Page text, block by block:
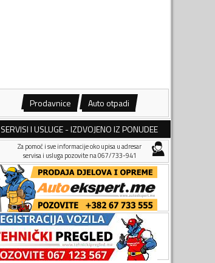
Prodavnice Auto otpadi
SERVISI I USLUGE - IZDVOJENO IZ PONUDEE
Za pomoć i sve informacije oko upisa u adresar
servisa i usluga pozovite na 067/733-941